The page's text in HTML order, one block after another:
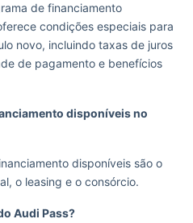
de financiamento
condições especiais para
novo, incluindo taxas de juros
de pagamento e benefícios
disponíveis no
disponíveis são o
o leasing e o consórcio.
Audi Pass?